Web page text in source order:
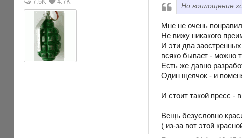
7.5K
4.7K
Но воплощение
Мне не очень
Не вижу никакого
И эти два
всяко бывает - можно
Есть же давно
Один щелчок - и
И стоит такой пресс -
Вещь безусловно
( из-за вот этой